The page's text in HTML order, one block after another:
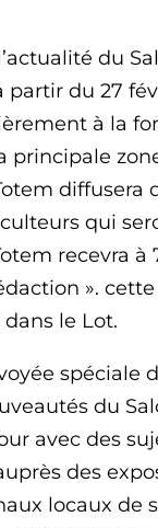
du
partir du 27
à la
principale
diffusera
qui
recevra à
».
le Lot.
spéciale
du
avec des
des
locaux de